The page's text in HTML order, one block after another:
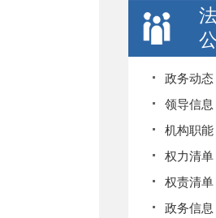
政务动态
领导信息
机构职能
权力清单
权责清单
政务信息